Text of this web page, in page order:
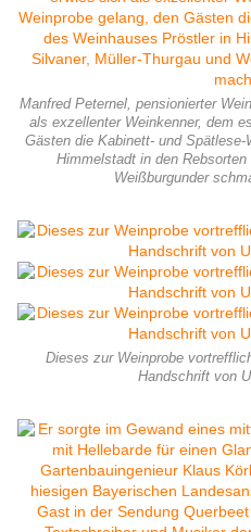
Manfred Peternel, pensionierter
als exzellenter Weinkenner, dem
Gästen die Kabinett- und
Himmelstadt in den
Weißburgunder
Dieses zur Weinprobe
Handschrift von